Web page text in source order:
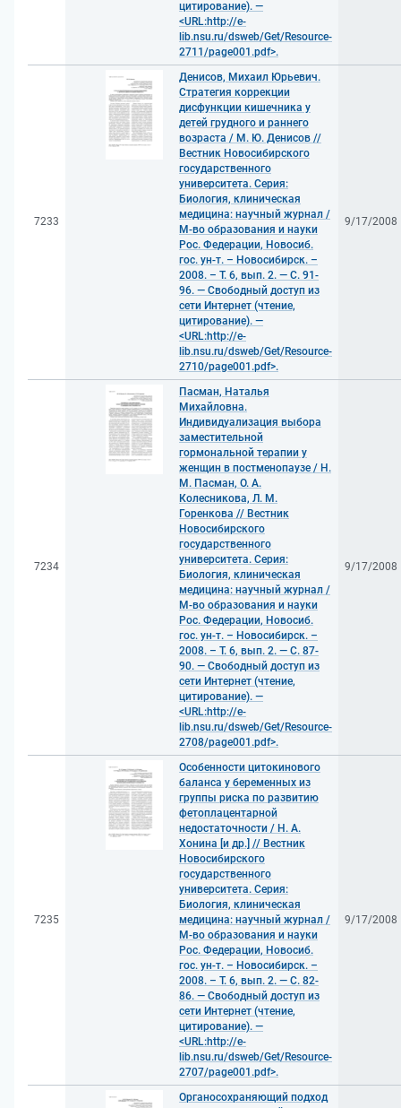
цитирование). —
<URL:http://e-
lib.nsu.ru/dsweb/Get/Resource-
2711/page001.pdf>.
7233
Денисов, Михаил Юрьевич.
Стратегия коррекции
дисфункции кишечника у
детей грудного и раннего
возраста / М. Ю. Денисов //
Вестник Новосибирского
государственного
университета. Серия:
Биология, клиническая
медицина: научный журнал /
М-во образования и науки
Рос. Федерации, Новосиб.
гос. ун-т. – Новосибирск. –
2008. – Т. 6, вып. 2. — С. 91-
96. — Свободный доступ из
сети Интернет (чтение,
цитирование). —
<URL:http://e-
lib.nsu.ru/dsweb/Get/Resource-
2710/page001.pdf>.
9/17/2008
7234
Пасман, Наталья
Михайловна.
Индивидуализация выбора
заместительной
гормональной терапии у
женщин в постменопаузе / Н.
М. Пасман, О. А.
Колесникова, Л. М.
Горенкова // Вестник
Новосибирского
государственного
университета. Серия:
Биология, клиническая
медицина: научный журнал /
М-во образования и науки
Рос. Федерации, Новосиб.
гос. ун-т. – Новосибирск. –
2008. – Т. 6, вып. 2. — С. 87-
90. — Свободный доступ из
сети Интернет (чтение,
цитирование). —
<URL:http://e-
lib.nsu.ru/dsweb/Get/Resource-
2708/page001.pdf>.
9/17/2008
7235
Особенности цитокинового
баланса у беременных из
группы риска по развитию
фетоплацентарной
недостаточности / Н. А.
Хонина [и др.] // Вестник
Новосибирского
государственного
университета. Серия:
Биология, клиническая
медицина: научный журнал /
М-во образования и науки
Рос. Федерации, Новосиб.
гос. ун-т. – Новосибирск. –
2008. – Т. 6, вып. 2. — С. 82-
86. — Свободный доступ из
сети Интернет (чтение,
цитирование). —
<URL:http://e-
lib.nsu.ru/dsweb/Get/Resource-
2707/page001.pdf>.
9/17/2008
Органосохраняющий подход